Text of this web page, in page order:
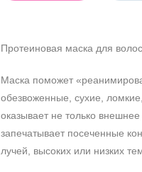
Протеиновая маска для
Маска поможет
обезвоженные, сухие,
оказывает не только
запечатывает посеченные
лучей, высоких или низких
Оставить отзыв